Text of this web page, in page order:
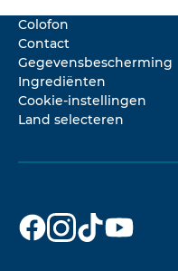
Colofon
Contact
Gegevensbescherming
Ingrediënten
Cookie-instellingen
Land selecteren
Dr. Beckmann
op
Dr. Beckmann
op
Dr. Beckmann
op